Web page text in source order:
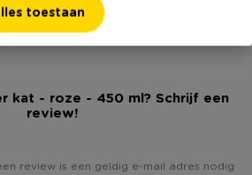
toestaan
bekend
kat - roze - 450 ml? Schrijf een
review!
review is een geldig e-mail adres nodig